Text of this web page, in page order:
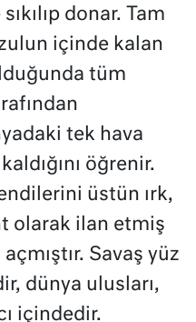
donar. Tam
içinde kalan
tüm
tek hava
öğrenir.
üstün ırk,
olarak ilan etmiş
Savaş yüz
dünya ulusları,
içindedir.